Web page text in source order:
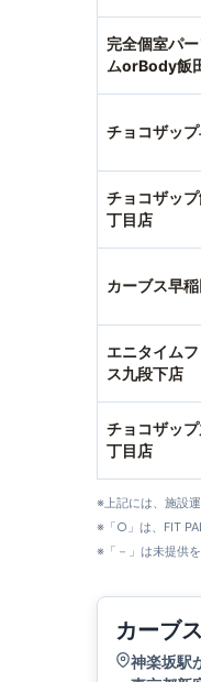
完全個室パ
ムorBody飯
チョコザッ
チョコザッ
丁目店
カーブス早
エニタイム
ス九段下店
チョコザッ
丁目店
※上記には、施設
※「○」は、FIT
※「－」は未提供
カーブ
神楽坂駅